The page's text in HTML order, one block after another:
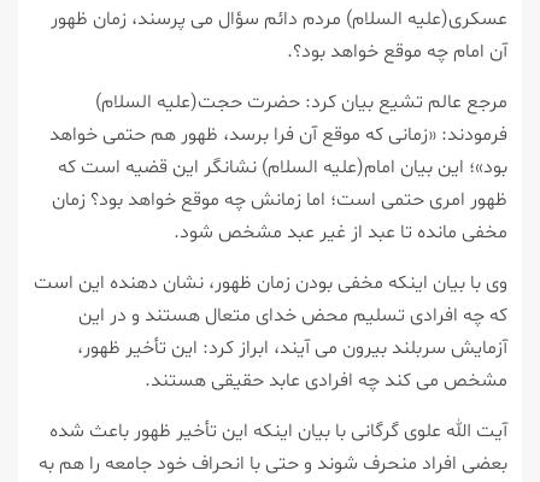
عسكری(علیه السلام) مردم دائم سؤال می پرسند، زمان ظهور
آن امام چه موقع خواهد بود؟.
مرجع عالم تشیع بیان كرد: حضرت حجت(علیه السلام)
فرمودند: «زمانی كه موقع آن فرا برسد، ظهور هم حتمی خواهد
بود»؛ این بیان امام(علیه السلام) نشانگر این قضیه است كه
ظهور امری حتمی است؛ اما زمانش چه موقع خواهد بود؟ زمان
مخفی مانده تا عبد از غیر عبد مشخص شود.
وی با بیان اینكه مخفی بودن زمان ظهور، نشان دهنده این است
كه چه افرادی تسلیم محض خدای متعال هستند و در این
آزمایش سربلند بیرون می آیند، ابراز كرد: این تأخیر ظهور،
مشخص می كند چه افرادی عابد حقیقی هستند.
آیت الله علوی گرگانی با بیان اینكه این تأخیر ظهور باعث شده
بعضی افراد منحرف شوند و حتی با انحراف خود جامعه را هم به